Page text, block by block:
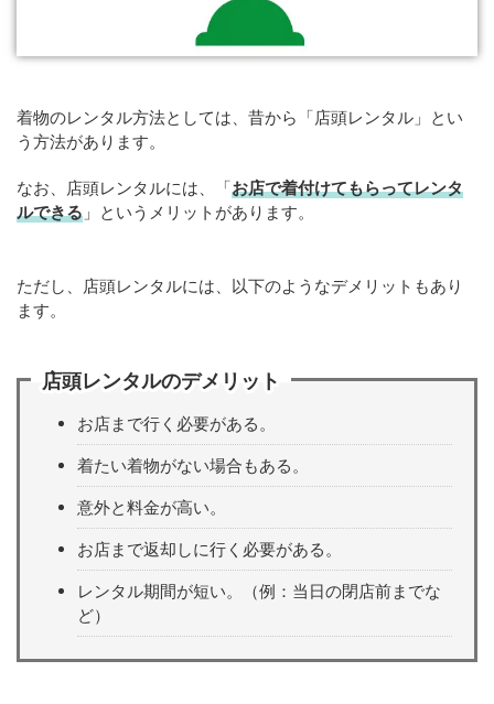
着物のレンタル方法としては、昔から「店頭レンタル」とい
う方法があります。
なお、店頭レンタルには、「お店で着付けてもらってレンタ
ルできる 」というメリットがあります。
ただし、店頭レンタルには、以下のようなデメリットもあり
ます。
店頭レンタルのデメリット
お店まで行く必要がある。
着たい着物がない場合もある。
意外と料金が高い。
お店まで返却しに行く必要がある。
レンタル期間が短い。（例：当日の閉店前までな
ど）